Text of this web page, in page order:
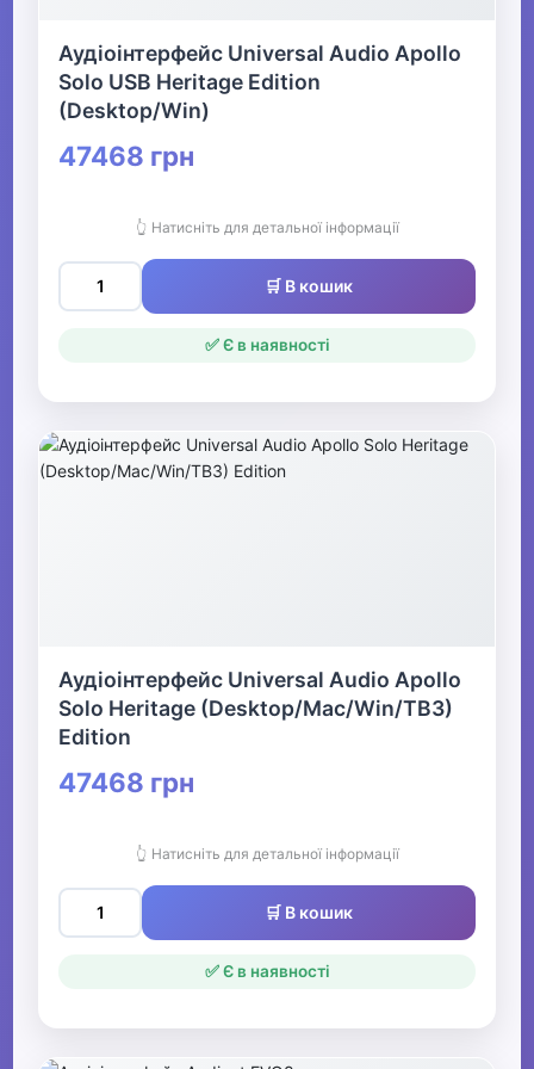
Аудіоінтерфейс Universal Audio Apollo
Solo USB Heritage Edition
(Desktop/Win)
47468 грн
👆 Натисніть для детальної інформації
🛒 В кошик
✅ Є в наявності
Аудіоінтерфейс Universal Audio Apollo
Solo Heritage (Desktop/Mac/Win/TB3)
Edition
47468 грн
👆 Натисніть для детальної інформації
🛒 В кошик
✅ Є в наявності